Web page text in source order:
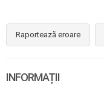
Raportează eroare
INFORMAȚII